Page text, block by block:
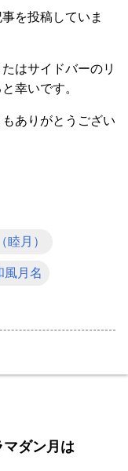
を投稿していま
はサイドバーのリ
幸いです。
ありがとうござい
睦月）
風月名
マダン月は